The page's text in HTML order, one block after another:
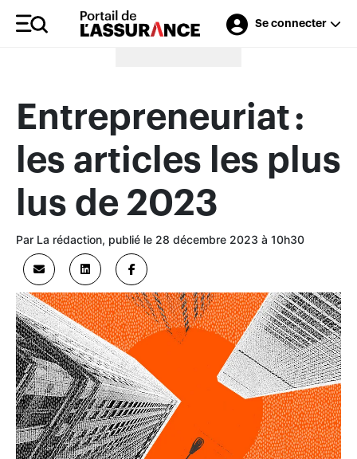
Se connecter
Merci à nos annonceurs
Entrepreneuriat :
les articles les plus
lus de 2023
Par La rédaction, publié le 28 décembre 2023 à 10h30